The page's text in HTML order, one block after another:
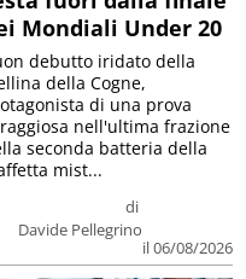
Mondiali Under 20
di
Davide Pellegrino
il 06/08/2026
debutto iridato della
della Cogne,
di una prova
nell'ultima frazione
seconda batteria della
mist...